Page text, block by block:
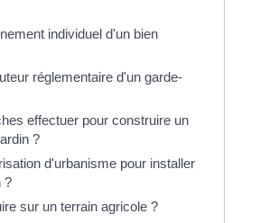
individuel d'un bien
réglementaire d'un garde-
effectuer pour construire un
?
d'urbanisme pour installer
?
sur un terrain agricole ?